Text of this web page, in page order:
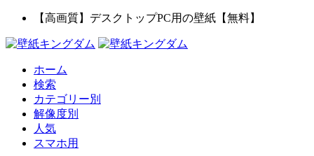
【高画質】デスクトップPC用の壁紙【無料】
ホーム
検索
カテゴリー別
解像度別
人気
スマホ用